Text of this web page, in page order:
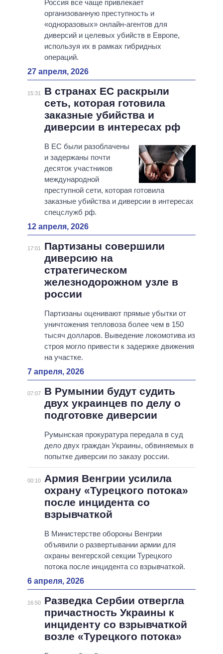
Россия все чаще привлекает
организованную преступность и
«одноразовых» онлайн-агентов для
диверсий и целевых убийств в Европе,
используя их в рамках гибридных
операций.
27 апреля, 2026
15:31
В странах ЕС раскрыли
сеть, которая готовила
заказные убийства и
диверсии в интересах рф
В ЕС были разоблачены
и задержаны почти
десяток участников
международной
преступной сети, которая готовила
заказные убийства и диверсии в интересах
спецслужб рф.
12 апреля, 2026
17:01
Партизаны совершили
диверсию на
стратегическом
железнодорожном узле в
россии
Партизаны оценивают прямые убытки от
уничтожения тепловоза более чем в 150
тысяч долларов. Выведение локомотива из
строя могло привести к задержке движения
на участке.
7 апреля, 2026
07:07
В Румынии будут судить
двух украинцев по делу о
подготовке диверсии
Румынская прокуратура передала в суд
дело двух граждан Украины, обвиняемых в
попытке диверсии по заказу россии.
00:10
Армия Венгрии усилила
охрану «Турецкого потока»
после инцидента со
взрывчаткой
В Министерстве обороны Венгрии
объявили о развертывании армии для
охраны венгерской секции Турецкого
потока после инцидента со взрывчаткой.
6 апреля, 2026
16:50
Разведка Сербии отвергла
причастность Украины к
инциденту со взрывчаткой
возле «Турецкого потока»